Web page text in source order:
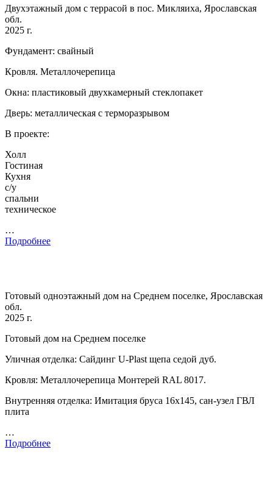
Двухэтажный дом с террасой в пос. Микляиха, Ярославская
обл.
2025 г.
Фундамент: свайный
Кровля. Металлочерепица
Окна: пластиковый двухкамерный стеклопакет
Дверь: металлическая с терморазрывом
В проекте:
Холл
Гостиная
Кухня
с/у
спальни
техническое
…
Подробнее
Готовый одноэтажный дом на Среднем поселке, Ярославская
обл.
2025 г.
Готовый дом на Среднем поселке
Уличная отделка: Сайдинг U-Plast щепа седой дуб.
Кровля: Металлочерепица Монтерей RAL 8017.
Внутренняя отделка: Имитация бруса 16х145, сан-узел ГВЛ
плита
…
Подробнее